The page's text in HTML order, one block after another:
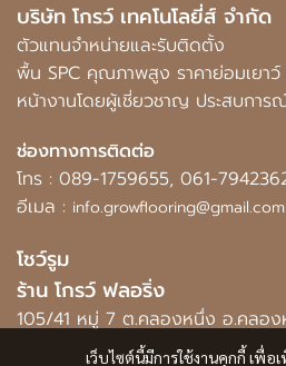
เว็บไซต์นี้มีการใช้งานคุกกี้ เพื่
บริษัท โกรว์ เทคโนโลยี่ส์ จำกัด
ตัวแทนจำหน่ายและรับติดตั้ง
พื้น SPC คุณภาพสูง ราคาย่อมเยาว์
หน้างานโดยผู้เชี่ยวชาญ ประสบการ
ช่องทางการติดต่อ
โทร : 089-1759655, 061-
อีเมล : info.growflooring@gmail.com
โชว์รูม
ร้าน โกรว์ ฟลอริ่ง
105/41 หมู่ 7 ต.คลองหนึ่ง อ.คลอง